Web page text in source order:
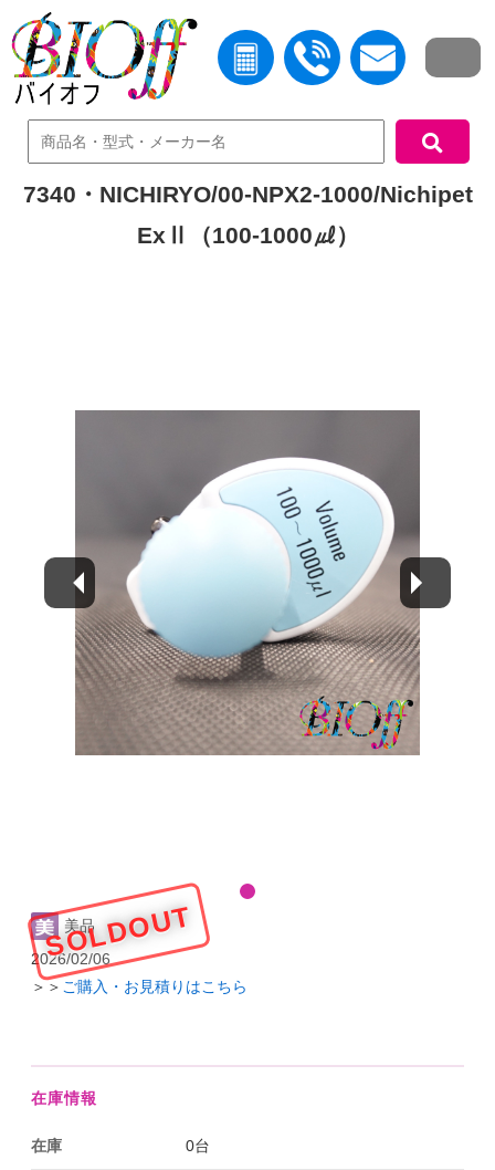
中古機器検索
7340・NICHIRYO/00-NPX2-1000/Nichipet
ExⅡ（100-1000㎕）
SOLDOUT
美品
2026/02/06
＞＞ ご購入・お見積りはこちら
在庫情報
在庫 0台